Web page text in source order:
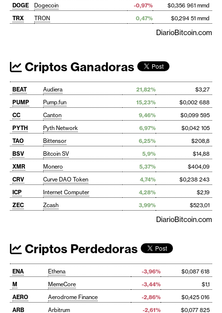
DOGE
Dogecoin -0,97%
$0,356 961 mmd
TRX
TRON 0,47% $0,294 51 mmd
DiarioBitcoin.com
Criptos Ganadoras
BEAT Audiera 21,82%
$3,27
PUMP
Pump.fun 15,23%
$0,002 688
CC
Canton 9,46%
$0,099 595
PYTH
Pyth Network 6,97%
$0,042 105
TAO
Bittensor 6,25%
$208,8
BSV
Bitcoin SV 5,9%
$14,88
XMR
Monero 5,37%
$404,09
CRV
Curve DAO Token 4,74%
$0,238 243
ICP
Internet Computer 4,28%
$2,19
ZEC
Zcash 3,99% $523,01
DiarioBitcoin.com
Criptos Perdedoras
ENA Ethena -3,96%
$0,087 618
M
MemeCore -3,44%
$1,1
AERO
Aerodrome Finance -2,86%
$0,425 016
ARB
Arbitrum -2,61% $0,077 825